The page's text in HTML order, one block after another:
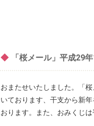
◆ 「桜メール」平成29
おまたせいたしました。「
いております、干支から新
おります。また、おみくじ